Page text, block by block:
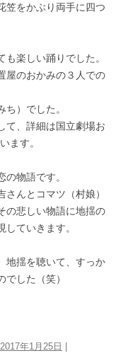
笠をかぶり両手に四つ
楽しい踊りでした。
屋のおかみの３人での
）でした。
て、詳細は国立劇場お
ます。
物語です。
んとコマツ（村娘）
の悲しい物語に地揺の
ていきます。
地揺を聴いて、すっか
した（笑）
2017年1月25日 |